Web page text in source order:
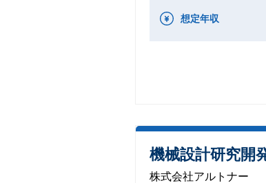
想定年収
機械設計研究開
株式会社アルトナー